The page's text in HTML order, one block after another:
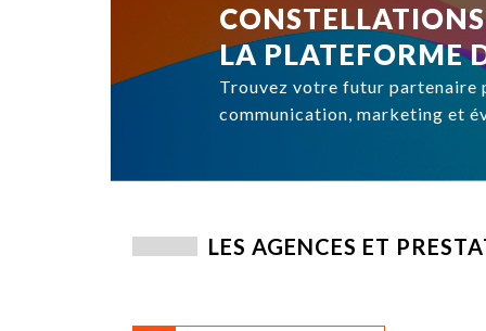
COLLECTIVITÉS
MARQUES
AGENCES
OPINIONS
LA REVUE
CONSTELLATIONS
LA PLATEFORME
Trouvez votre futur partenaire
communication, marketing et
LES AGENCES ET